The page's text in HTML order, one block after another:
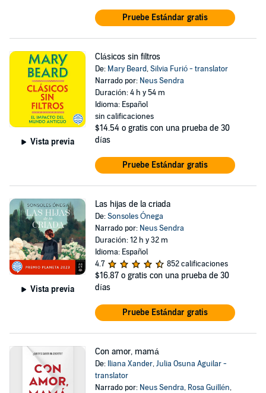
Pruebe Estándar gratis
Vista previa
Clásicos sin filtros
De: Mary Beard,Silvia Furió - translator
Narrado por: Neus Sendra
Duración: 4 h y 54 m
Idioma: Español
sin calificaciones
$14.54 o gratis con una prueba de 30
días
Pruebe Estándar gratis
Vista previa
Las hijas de la criada
De:Sonsoles Ónega
Narrado por: Neus Sendra
Duración: 12 h y 32 m
Idioma: Español
4.7
852 calificaciones
$16.87 o gratis con una prueba de 30
días
Pruebe Estándar gratis
Con amor, mamá
De: Iliana Xander,Julia Osuna Aguilar -
translator
Narrado por: Neus Sendra, Rosa Guillén,